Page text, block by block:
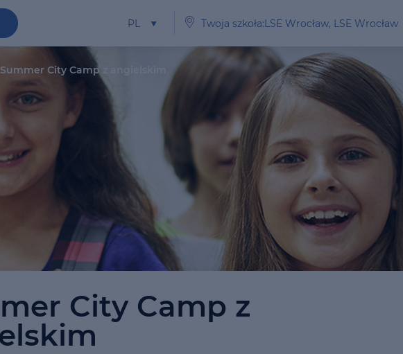
PL Twoja szkoła:LSE Wrocław, LSE Wrocław
Summer City Camp z angielskim
City Camp z